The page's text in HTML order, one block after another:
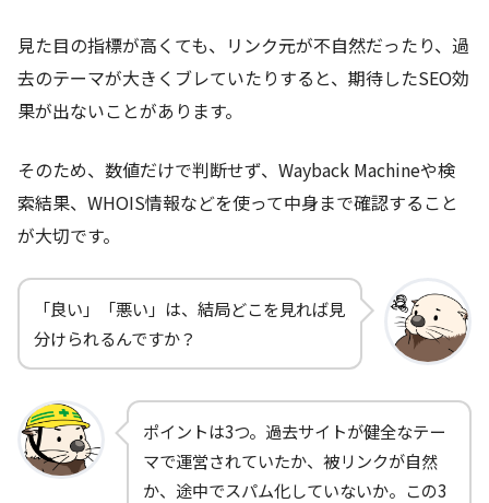
見た目の指標が高くても、リンク元が不自然だったり、過
去のテーマが大きくブレていたりすると、期待したSEO効
果が出ないことがあります。
そのため、数値だけで判断せず、Wayback Machineや検
索結果、WHOIS情報などを使って中身まで確認すること
が大切です。
「良い」「悪い」は、結局どこを見れば見
分けられるんですか？
ポイントは3つ。過去サイトが健全なテー
マで運営されていたか、被リンクが自然
か、途中でスパム化していないか。この3